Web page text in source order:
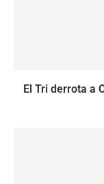
El Tri derrota a